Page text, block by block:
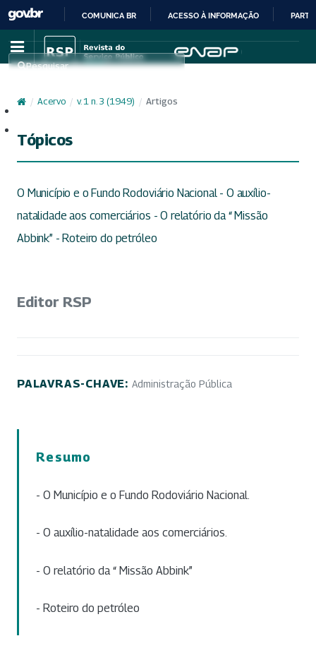
IR
PARA
CONTEÚDO
COMUNICA BR ACESSO À INFORMAÇÃO
Pesquisar
/ Acervo / v. 1 n. 3 (1949) / Artigos
Tópicos
O Município e o Fundo Rodoviário Nacional - O auxílio-
natalidade aos comerciários - O relatório da “ Missão
Abbink” - Roteiro do petróleo
Editor RSP
PALAVRAS-CHAVE: Administração Pública
Resumo
- O Município e o Fundo Rodoviário Nacional.
- O auxílio-natalidade aos comerciários.
- O relatório da “ Missão Abbink”
- Roteiro do petróleo